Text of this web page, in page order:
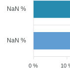
NaN %
NaN %
10
0 %